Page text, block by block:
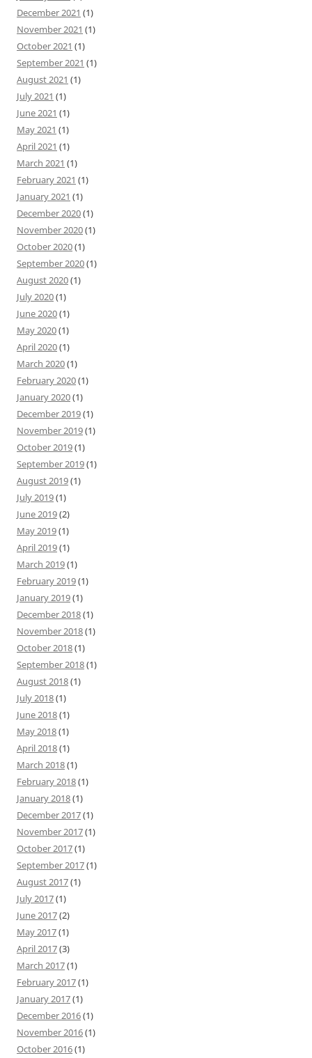
December 2021 (1)
November 2021 (1)
October 2021 (1)
September 2021 (1)
August 2021 (1)
July 2021 (1)
June 2021 (1)
May 2021 (1)
April 2021 (1)
March 2021 (1)
February 2021 (1)
January 2021 (1)
December 2020(1)
November 2020(1)
October 2020(1)
September 2020(1)
August 2020(1)
July 2020(1)
June 2020(1)
May 2020(1)
April 2020(1)
March 2020(1)
February 2020(1)
January 2020(1)
December 2019(1)
November 2019(1)
October 2019(1)
September 2019(1)
August 2019(1)
July 2019(1)
June 2019(2)
May 2019(1)
April 2019(1)
March 2019(1)
February 2019(1)
January 2019(1)
December 2018(1)
November 2018(1)
October 2018(1)
September 2018(1)
August 2018(1)
July 2018(1)
June 2018(1)
May 2018(1)
April 2018(1)
March 2018(1)
February 2018(1)
January 2018(1)
December 2017(1)
November 2017(1)
October 2017(1)
September 2017(1)
August 2017(1)
July 2017(1)
June 2017(2)
May 2017(1)
April 2017(3)
March 2017(1)
February 2017(1)
January 2017(1)
December 2016(1)
November 2016(1)
October 2016(1)